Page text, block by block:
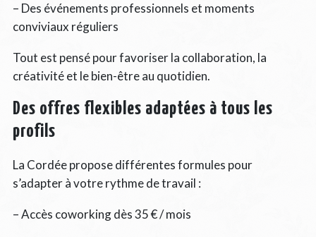
– Des événements professionnels et moments
conviviaux réguliers
Tout est pensé pour favoriser la collaboration, la
créativité et le bien-être au quotidien.
Des offres flexibles adaptées à tous les
profils
La Cordée propose différentes formules pour
s’adapter à votre rythme de travail :
– Accès coworking dès 35 € / mois